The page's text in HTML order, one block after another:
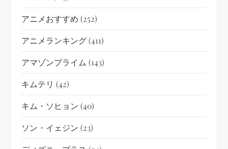
アニメおすすめ (252)
アニメランキング(411)
アマゾンプライム (143)
キムテリ (42)
キム・ソヒョン (40)
ソン・イェジン (23)